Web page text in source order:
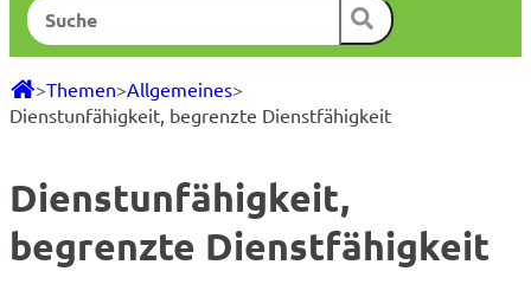
Suchen
>Themen>Allgemeines>
Dienstunfähigkeit, begrenzte Dienstfähigkeit
Dienstunfähigkeit,
begrenzte Dienstfähigkeit